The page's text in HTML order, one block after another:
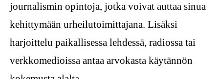
journalismin opintoja, jotka voivat auttaa sinua
kehittymään urheilutoimittajana. Lisäksi
harjoittelu paikallisessa lehdessä, radiossa tai
verkkomedioissa antaa arvokasta käytännön